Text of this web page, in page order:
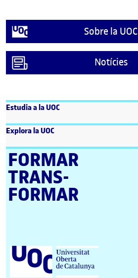
Sobre la UOC
Notícies
Estudia a la UOC
Explora la UOC
FORMAR
TRANS­
FORMAR
Universitat Oberta de Catalunya (UOC)